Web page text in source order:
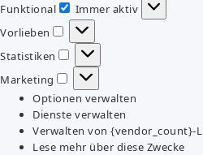
Funktional
Funktional
Immer aktiv
Vorlieben
Vorlieben
Statistiken
Statistiken
Marketing
Marketing
Optionen verwalten
Dienste verwalten
Verwalten von {vendor_count}-
Lese mehr über diese Zwecke